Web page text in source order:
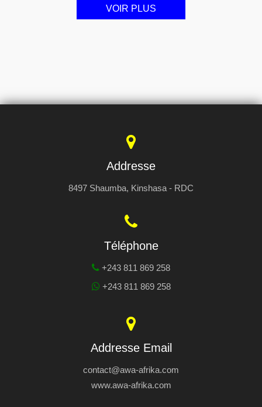
VOIR PLUS
Addresse
8497 Shaumba, Kinshasa - RDC
Téléphone
+243 811 869 258
+243 811 869 258
Addresse Email
contact@awa-afrika.com
www.awa-afrika.com